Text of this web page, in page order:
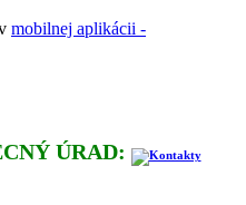
mobilnej aplikácii -
ÚRAD: